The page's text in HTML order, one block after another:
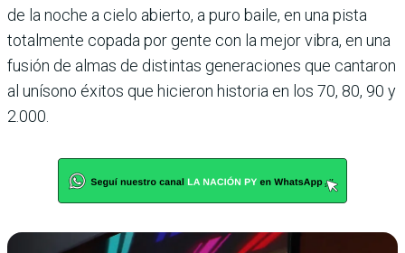
de la noche a cielo abierto, a puro baile, en una pista
totalmente copada por gente con la mejor vibra, en una
fusión de almas de distintas generaciones que cantaron
al unísono éxitos que hicieron historia en los 70, 80, 90 y
2.000.